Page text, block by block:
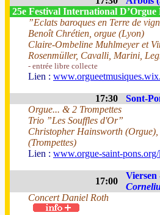
25e Festival International D’Orgue
”Eclats baroques en Terre de
Benoît Chrétien, orgue (Lyon)
Claire-Ombeline Muhlmeyer et
Rosenmüller, Cavalli, Marini,
- entrée libre collecte
Lien :
17:30
Sont-
Orgue... & 2 Trompettes
Trio ”Les Souffles d'Or”
Christopher Hainsworth
(Trompettes)
Lien : www.orgue-saint-
17:00
Viersen
Concert Daniel Roth